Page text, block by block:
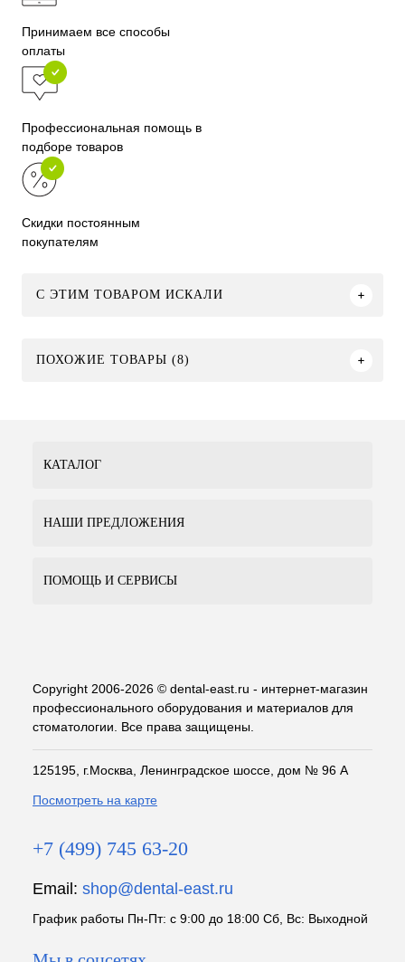
Принимаем все способы
оплаты
Профессиональная помощь в
подборе товаров
Скидки постоянным
покупателям
C ЭТИМ ТОВАРОМ ИСКАЛИ
ПОХОЖИЕ ТОВАРЫ (8)
КАТАЛОГ
НАШИ ПРЕДЛОЖЕНИЯ
ПОМОЩЬ И СЕРВИСЫ
Copyright 2006-2026 © dental-east.ru - интернет-магазин
профессионального оборудования и материалов для
стоматологии. Все права защищены.
125195, г.Москва, Ленинградское шоссе, дом № 96 А
Посмотреть на карте
+7 (499) 745 63-20
Email: shop@dental-east.ru
График работы Пн-Пт: с 9:00 до 18:00 Сб, Вс: Выходной